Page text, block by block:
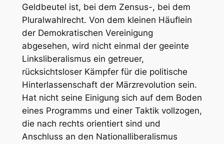
Geldbeutel ist, bei dem Zensus-, bei dem
Pluralwahlrecht. Von dem kleinen Häuflein
der Demokratischen Vereinigung
abgesehen, wird nicht einmal der geeinte
Linksliberalismus ein getreuer,
rücksichtsloser Kämpfer für die politische
Hinterlassenschaft der Märzrevolution sein.
Hat nicht seine Einigung sich auf dem Boden
eines Programms und einer Taktik vollzogen,
die nach rechts orientiert sind und
Anschluss an den Nationalliberalismus